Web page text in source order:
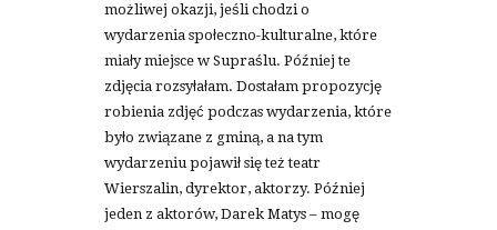
możliwej okazji, jeśli chodzi o
wydarzenia społeczno-kulturalne, które
miały miejsce w Supraślu. Później te
zdjęcia rozsyłałam. Dostałam propozycję
robienia zdjęć podczas wydarzenia, które
było związane z gminą, a na tym
wydarzeniu pojawił się też teatr
Wierszalin, dyrektor, aktorzy. Później
jeden z aktorów, Darek Matys – mogę